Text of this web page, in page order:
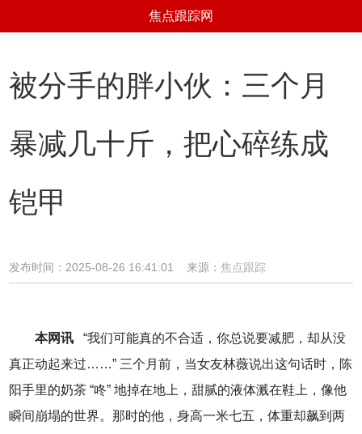
焦点跟踪网
被分手的胖小伙：三个月
暴减几十斤，把心碎练成
铠甲
发布时间：2025-08-26 16:41:01 来源：焦点跟踪
本网讯“我们可能真的不合适，你总说要减肥，却从没
真正动起来过……” 三个月前，当女友林薇说出这句话时，陈
阳手里的奶茶 “咚” 地掉在地上，甜腻的液体溅在鞋上，像他
瞬间崩塌的世界。那时的他，身高一米七五，体重却飙到两